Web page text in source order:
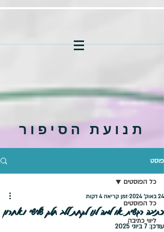
תנועת הסיפור
פוסט
כל הפוסטים
ליווי כתיבה
כל הפוסטים
כתיבה רגשית או למה לנו לקחת ללב חלק שלישי ואחרון
24 באוק׳ 2024 זמן קריאה 4 דקות
עודכן:7 ביוני 2025